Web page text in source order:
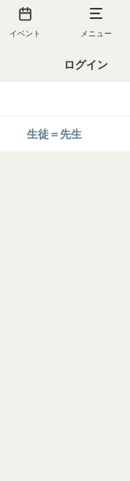
イベント メニュー
ログイン
生徒＝先生